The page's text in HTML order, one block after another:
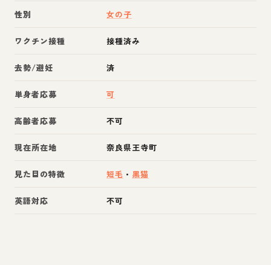
性別 女の子
ワクチン接種 接種済み
去勢/避妊 済
単身者応募 可
高齢者応募 不可
現在所在地 奈良県王寺町
見た目の特徴 短毛 ・ 黒猫
英語対応 不可